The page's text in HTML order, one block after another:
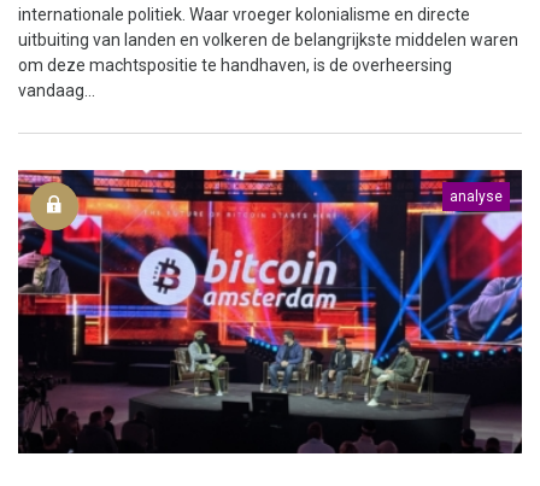
internationale politiek. Waar vroeger kolonialisme en directe
uitbuiting van landen en volkeren de belangrijkste middelen waren
om deze machtspositie te handhaven, is de overheersing
vandaag...
analyse